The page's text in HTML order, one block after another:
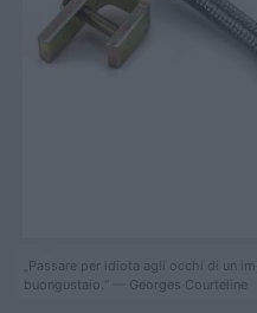
„Passare per idiota agli occhi di un
buongustaio.“ — Georges Courteline